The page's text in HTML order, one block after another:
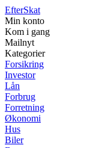
EfterSkat
Min konto
Kom i gang
Mailnyt
Kategorier
Forsikring
Investor
Lån
Forbrug
Forretning
Økonomi
Hus
Biler